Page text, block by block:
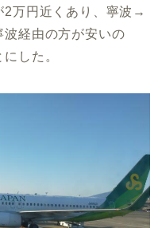
2万円近くあり、寧波→
経由の方が安いの
した。